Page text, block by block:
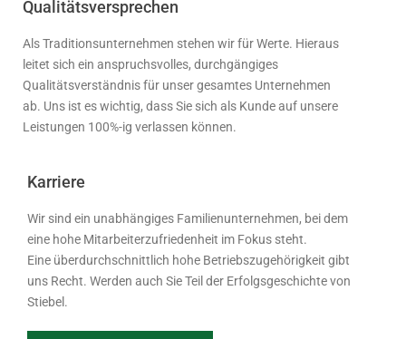
Qualitätsversprechen
Als Traditionsunternehmen stehen wir für Werte. Hieraus
leitet sich ein anspruchsvolles, durchgängiges
Qualitätsverständnis für unser gesamtes Unternehmen
ab. Uns ist es wichtig, dass Sie sich als Kunde auf unsere
Leistungen 100%-ig verlassen können.
Karriere
Wir sind ein unabhängiges Familienunternehmen, bei dem
eine hohe Mitarbeiterzufriedenheit im Fokus steht.
Eine überdurchschnittlich hohe Betriebszugehörigkeit gibt
uns Recht. Werden auch Sie Teil der Erfolgsgeschichte von
Stiebel.